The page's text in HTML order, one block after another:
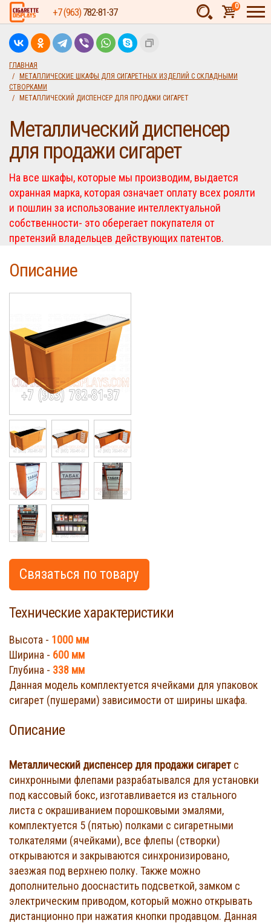
Cigarette
+7 (963)782-81-37 0
руб.
ГЛАВНАЯ
МЕТАЛЛИЧЕСКИЕ ШКАФЫ ДЛЯ СИГАРЕТНЫХ ИЗДЕЛИЙ С СКЛАДНЫМИ
СТВОРКАМИ
МЕТАЛЛИЧЕСКИЙ ДИСПЕНСЕР ДЛЯ ПРОДАЖИ СИГАРЕТ
Металлический диспенсер
для продажи сигарет
На все шкафы, которые мы производим, выдается
охранная марка, которая означает оплату всех роялти
и пошлин за использование интеллектуальной
собственности- это оберегает покупателя от
претензий владельцев действующих патентов.
Описание
Связаться по товару
Технические характеристики
Высота - 1000 мм
Ширина - 600 мм
Глубина - 338 мм
Данная модель комплектуется ячейками для упаковок
сигарет (пушерами) зависимости от ширины шкафа.
Описание
Металлический диспенсер для продажи сигарет с
синхронными флепами разрабатывался для установки
под кассовый бокс, изготавливается из стального
листа с окрашиванием порошковыми эмалями,
комплектуется 5 (пятью) полками с сигаретными
толкателями (ячейками), все флепы (створки)
открываются и закрываются синхронизировано,
заезжая под верхнею полку. Также можно
дополнительно дооснастить подсветкой, замком c
электрическим приводом, который можно открывать
дистанционно при нажатия кнопки продавцом. Данная